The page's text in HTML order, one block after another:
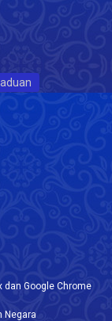
dan Google Chrome
Negara